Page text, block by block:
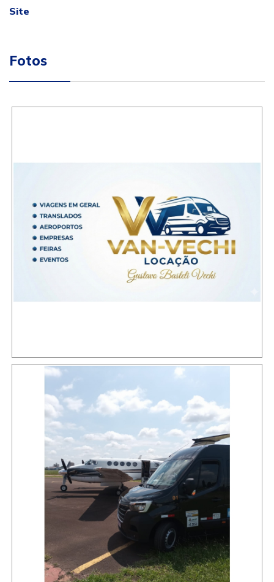
Site
Fotos